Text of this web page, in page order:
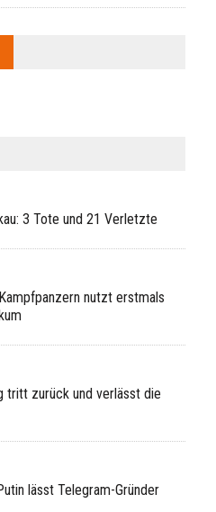
3 Tote und 21 Verletzte
nutzt erstmals
tritt zurück und verlässt die
lässt Telegram-Gründer